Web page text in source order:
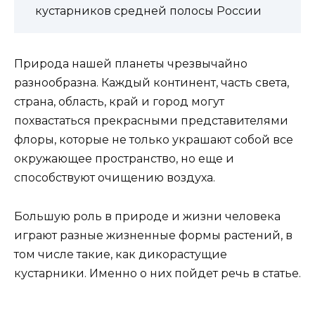
кустарников средней полосы России
Природа нашей планеты чрезвычайно
разнообразна. Каждый континент, часть света,
страна, область, край и город могут
похвастаться прекрасными представителями
флоры, которые не только украшают собой все
окружающее пространство, но еще и
способствуют очищению воздуха.
Большую роль в природе и жизни человека
играют разные жизненные формы растений, в
том числе такие, как дикорастущие
кустарники. Именно о них пойдет речь в статье.